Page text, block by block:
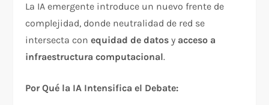
La IA emergente introduce un nuevo frente de
complejidad, donde neutralidad de red se
intersecta conequidad de datos y acceso a
infraestructura computacional.​
Por Qué la IA Intensifica el Debate: